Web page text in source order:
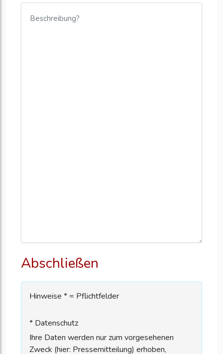
Abschließen
Hinweise * = Pflichtfelder
* Datenschutz
Ihre Daten werden nur zum vorgesehenen
Zweck (hier: Pressemitteilung) erhoben,